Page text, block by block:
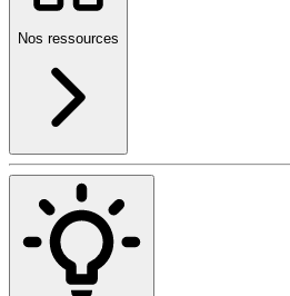
Nos ressources